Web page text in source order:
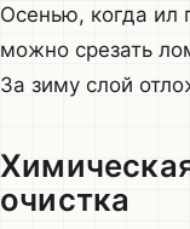
Осенью, когда ил
можно срезать
За зиму слой
очистка